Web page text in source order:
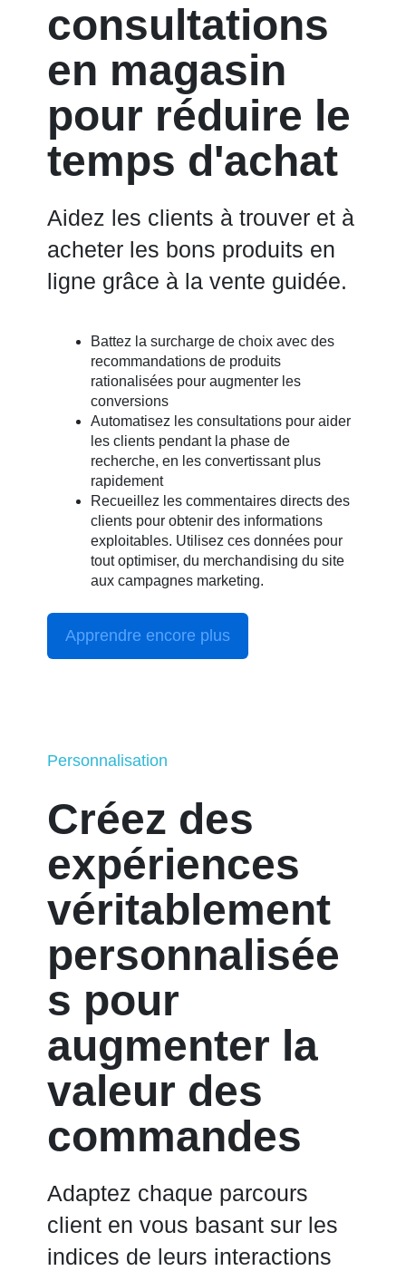
consultations
en magasin
pour réduire le
temps d'achat
Aidez les clients à trouver et à
acheter les bons produits en
ligne grâce à la vente guidée.
Battez la surcharge de choix avec des
recommandations de produits
rationalisées pour augmenter les
conversions
Automatisez les consultations pour aider
les clients pendant la phase de
recherche, en les convertissant plus
rapidement
Recueillez les commentaires directs des
clients pour obtenir des informations
exploitables. Utilisez ces données pour
tout optimiser, du merchandising du site
aux campagnes marketing.
Apprendre encore plus
Personnalisation
Créez des
expériences
véritablement
personnalisée
s pour
augmenter la
valeur des
commandes
Adaptez chaque parcours
client en vous basant sur les
indices de leurs interactions